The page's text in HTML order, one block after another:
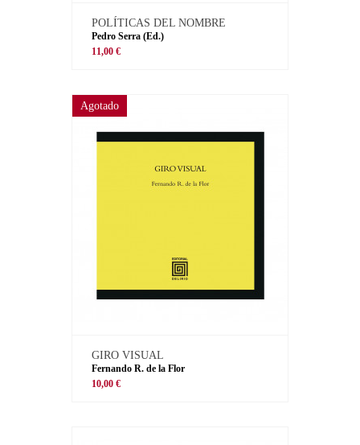
POLÍTICAS DEL NOMBRE
Pedro Serra (Ed.)
11,00 €
Agotado
GIRO VISUAL
Fernando R. de la Flor
10,00 €